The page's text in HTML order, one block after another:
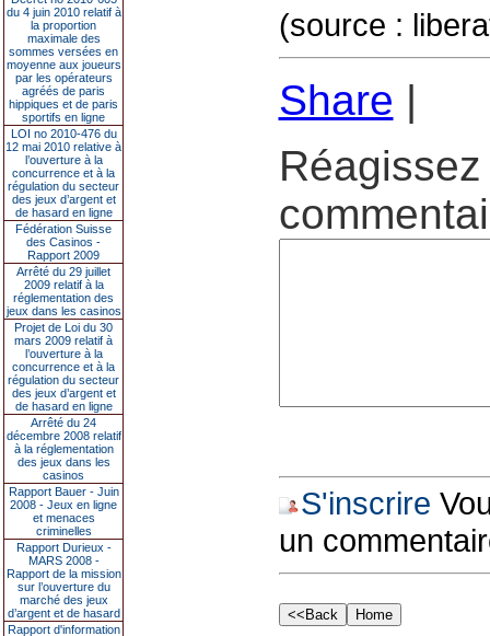
du 4 juin 2010 relatif à
la proportion
maximale des
sommes versées en
moyenne aux joueurs
par les opérateurs
agréés de paris
hippiques et de paris
sportifs en ligne
LOI no 2010-476 du
12 mai 2010 relative à
l’ouverture à la
concurrence et à la
régulation du secteur
des jeux d’argent et
de hasard en ligne
Fédération Suisse
des Casinos -
Rapport 2009
Arrêté du 29 juillet
2009 relatif à la
réglementation des
jeux dans les casinos
Projet de Loi du 30
mars 2009 relatif à
l’ouverture à la
concurrence et à la
régulation du secteur
des jeux d’argent et
de hasard en ligne
Arrêté du 24
décembre 2008 relatif
à la réglementation
des jeux dans les
casinos
Rapport Bauer - Juin
2008 - Jeux en ligne
et menaces
criminelles
Rapport Durieux -
MARS 2008 -
Rapport de la mission
sur l’ouverture du
marché des jeux
d’argent et de hasard
Rapport d'information
(source :
Share |
S'inscrire
un